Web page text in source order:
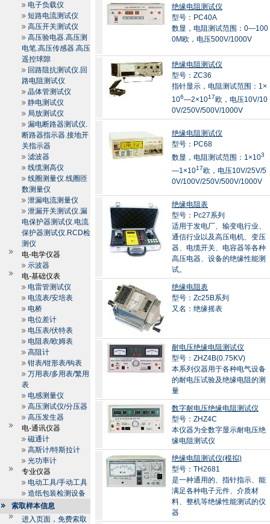
电子负载仪
短路电流测试仪
高压开关测试仪
高压验电器.高压测
电笔.高压传感器.高压
遥控球隙
回路阻抗测试仪.回
路电阻测试仪
晶体管测试仪
静电测试仪
局放测试仪
漏电断路器测试仪.
断路器指示器.接地开
关指示器
滤波器
线缆测高仪
线圈测量仪.线圈匝
数测量仪
泄漏电流测量仪
泄漏开关测试仪.漏
电保护器测试仪.电流
保护器测试仪.RCD检
测仪
电-电学仪器
示波器
电-基础仪表
电雷管测试仪
电流表/安培表
电桥
电位差计
电压表/伏特表
电阻表/欧姆表
高阻计
钳表/钳形表/钩表
万用表/多用表/繁用
表
电感测量仪
高压测试仪/分压器
高压发生器
电-通讯仪器
磁通计
高斯计/特斯拉计
光功率计
专业仪器
电动工具/手动工具
造纸包装检测设备
索取样本信息
进入页面，免费索取
绝缘电阻测试仪
型号：PC40A
数显，电阻测试范围：0—100
0M欧，电压500V/1000V
绝缘电阻测试仪
型号：ZC36
指针显示，电阻测试范围：1×
106—2×1017欧，电压10V/10
0V/250V/500V/1000V
绝缘电阻测试仪
型号：PC68
数显，电阻测试范围：1×103
—1×1017欧，电压10V/25V/5
0V/100V/250V/500V/1000V
绝缘电阻表
型号：Pc27系列
适用于发电厂、输变电行业、
通信行业以及高压电机、变压
器、电缆开关、电容器等各种
高压电器、设备的绝缘性能测
试。
绝缘电阻表
型号：Zc25B系列
又名：绝缘摇表
耐电压绝缘电阻测试仪
型号：ZHZ4B(0.75KV)
本系列仪器用于各种电气设备
的耐电压试验及绝缘电阻的测
量
数字耐电压绝缘电阻测试仪
型号：ZHZ4C
本仪器为全数字显示耐电压绝
缘电阻测试仪
绝缘电阻测试仪(模拟)
型号：TH2681
是一种通用的、指针指示、能
满足各种电子元件、介质材
料、整机等绝缘性能测试的仪
器